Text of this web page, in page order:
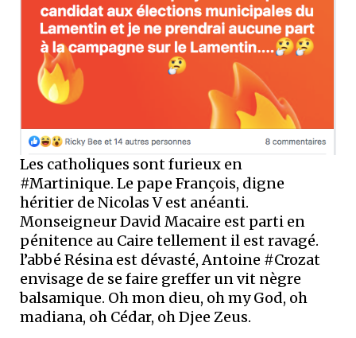
Les catholiques sont furieux en
#Martinique. Le pape François, digne
héritier de Nicolas V est anéanti.
Monseigneur David Macaire est parti en
pénitence au Caire tellement il est ravagé.
l’abbé Résina est dévasté, Antoine #Crozat
envisage de se faire greffer un vit nègre
balsamique. Oh mon dieu, oh my God, oh
madiana, oh Cédar, oh Djee Zeus.